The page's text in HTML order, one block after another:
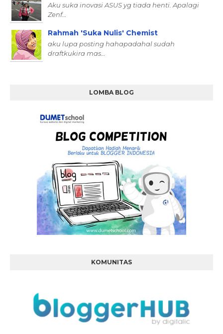
Aku suka inovasi ASUS yg tiada henti. Apalagi
Zenf…
Rahmah 'Suka Nulis' Chemist
aku lupa posting hahapadahal sudah
draftkukira mas…
LOMBA BLOG
KOMUNITAS